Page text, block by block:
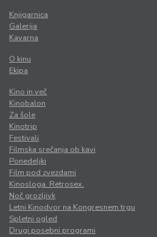
Knjigarnica
Galerija
Kavarna
O kinu
Ekipa
Kino in več
Kinobalon
Za šole
Kinotrip
Festivali
Filmska srečanja ob kavi
Ponedeljki
Film pod zvezdami
Kinosloga. Retrosex.
Noč grozljivk
Letni Kinodvor na Kongresnem trgu
Spletni ogled
Drugi posebni programi